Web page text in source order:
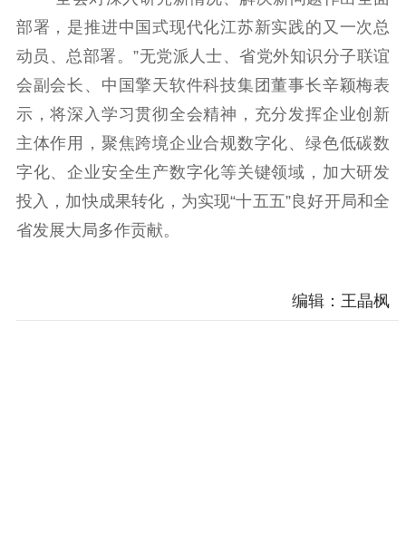
部署，是推进中国式现代化江苏新实践的又一次总
动员、总部署。”无党派人士、省党外知识分子联谊
会副会长、中国擎天软件科技集团董事长辛颖梅表
示，将深入学习贯彻全会精神，充分发挥企业创新
主体作用，聚焦跨境企业合规数字化、绿色低碳数
字化、企业安全生产数字化等关键领域，加大研发
投入，加快成果转化，为实现“十五五”良好开局和全
省发展大局多作贡献。
编辑：王晶枫